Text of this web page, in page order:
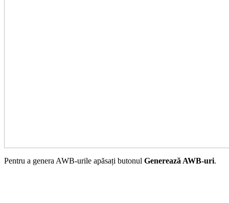
Pentru a genera AWB-urile apăsați butonul Generează AWB-uri.